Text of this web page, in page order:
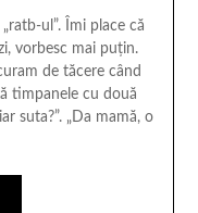
ul”. Îmi place că
vorbesc mai puțin.
de tăcere când
timpanele cu două
suta?”. „Da mamă, o